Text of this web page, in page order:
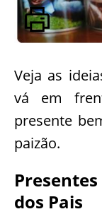
Veja as
vá em
presente
paizão.
dos Pais